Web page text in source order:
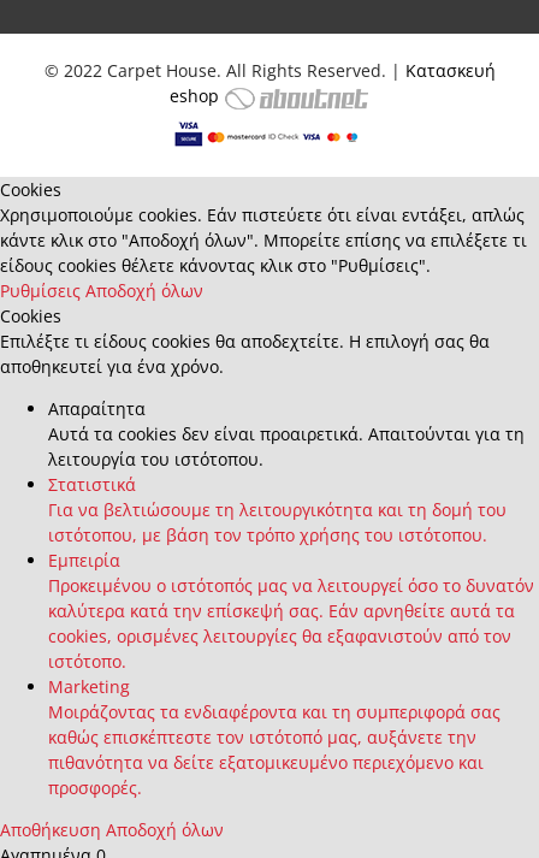
© 2022 Carpet House. All Rights Reserved. | Κατασκευή
eshop
Cookies
Χρησιμοποιούμε cookies. Εάν πιστεύετε ότι είναι εντάξει, απλώς
κάντε κλικ στο "Αποδοχή όλων". Μπορείτε επίσης να επιλέξετε τι
είδους cookies θέλετε κάνοντας κλικ στο "Ρυθμίσεις".
Ρυθμίσεις Αποδοχή όλων
Cookies
Επιλέξτε τι είδους cookies θα αποδεχτείτε. Η επιλογή σας θα
αποθηκευτεί για ένα χρόνο.
Απαραίτητα
Αυτά τα cookies δεν είναι προαιρετικά. Απαιτούνται για τη
λειτουργία του ιστότοπου.
Στατιστικά
Για να βελτιώσουμε τη λειτουργικότητα και τη δομή του
ιστότοπου, με βάση τον τρόπο χρήσης του ιστότοπου.
Εμπειρία
Προκειμένου ο ιστότοπός μας να λειτουργεί όσο το δυνατόν
καλύτερα κατά την επίσκεψή σας. Εάν αρνηθείτε αυτά τα
cookies, ορισμένες λειτουργίες θα εξαφανιστούν από τον
ιστότοπο.
Marketing
Μοιράζοντας τα ενδιαφέροντα και τη συμπεριφορά σας
καθώς επισκέπτεστε τον ιστότοπό μας, αυξάνετε την
πιθανότητα να δείτε εξατομικευμένο περιεχόμενο και
προσφορές.
Αποθήκευση Αποδοχή όλων